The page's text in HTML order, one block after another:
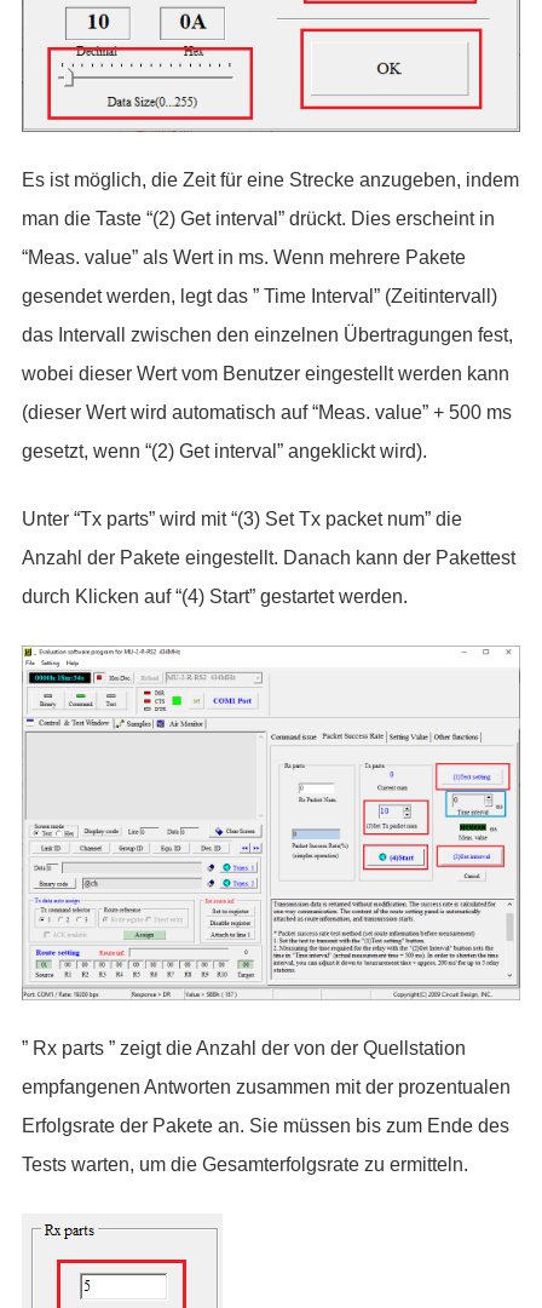
Es ist möglich, die Zeit für eine Strecke anzugeben, indem
man die Taste “(2) Get interval” drückt. Dies erscheint in
“Meas. value” als Wert in ms. Wenn mehrere Pakete
gesendet werden, legt das ” Time Interval” (Zeitintervall)
das Intervall zwischen den einzelnen Übertragungen fest,
wobei dieser Wert vom Benutzer eingestellt werden kann
(dieser Wert wird automatisch auf “Meas. value” + 500 ms
gesetzt, wenn “(2) Get interval” angeklickt wird).
Unter “Tx parts” wird mit “(3) Set Tx packet num” die
Anzahl der Pakete eingestellt. Danach kann der Pakettest
durch Klicken auf “(4) Start” gestartet werden.
” Rx parts ” zeigt die Anzahl der von der Quellstation
empfangenen Antworten zusammen mit der prozentualen
Erfolgsrate der Pakete an. Sie müssen bis zum Ende des
Tests warten, um die Gesamterfolgsrate zu ermitteln.